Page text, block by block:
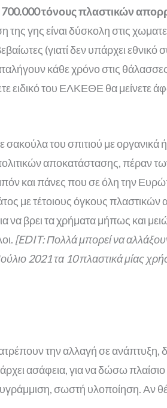
700.000 τόνους πλαστικών
γης είναι δύσκολη στις
(γιατί δεν υπάρχει εθνικό
κάθε χρόνο στις
ειδικό του ΕΛΚΕΘΕ θα μείνετε
σακούλα του σπιτιού με
αποκατάστασης, πέραν
και πάνες που σε όλη την
με τέτοιους όγκους
βρει τα χρήματα μήπως και
[EDIT: Πολλά μπορεί να
2021 τα 10 πλαστικά μίας
την αλλαγή σε ανάπτυξη,
ασάφεια, για να δώσω
σωστή υλοποίηση. Αν